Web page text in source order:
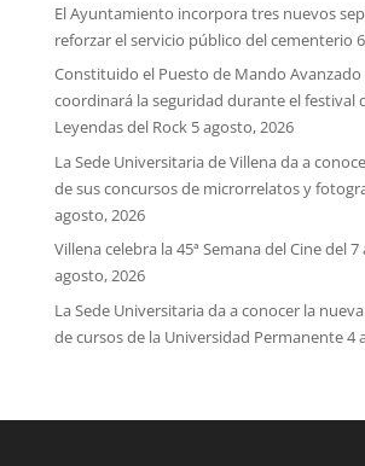
El Ayuntamiento incorpora tres nuevos
reforzar el servicio público del cementerio
Constituido el Puesto de Mando Avanzado
coordinará la seguridad durante el festival
Leyendas del Rock 5 agosto, 2026
La Sede Universitaria de Villena da a
de sus concursos de microrrelatos y
agosto, 2026
Villena celebra la 45ª Semana del Cine del
agosto, 2026
La Sede Universitaria da a conocer la
de cursos de la Universidad Permanente4